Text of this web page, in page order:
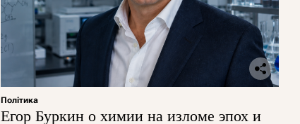
Політика
Егор Буркин о химии на изломе эпох и